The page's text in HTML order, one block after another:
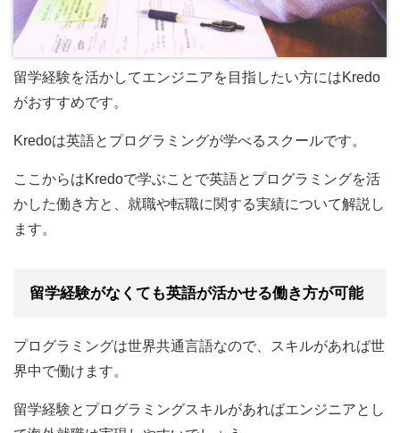
留学経験を活かしてエンジニアを目指したい方にはKredo
がおすすめです。
Kredoは英語とプログラミングが学べるスクールです。
ここからはKredoで学ぶことで英語とプログラミングを活
かした働き方と、就職や転職に関する実績について解説し
ます。
留学経験がなくても英語が活かせる働き方が可能
プログラミングは世界共通言語なので、スキルがあれば世
界中で働けます。
留学経験とプログラミングスキルがあればエンジニアとし